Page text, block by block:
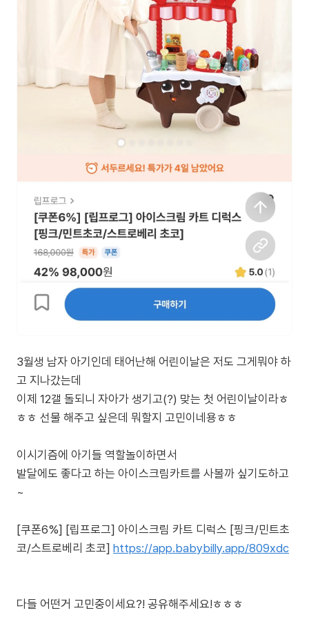
3월생 남자 아기인데 태어난해 어린이날은 저도 그게뭐야 하
고 지나갔는데
이제 12갤 돌되니 자아가 생기고(?) 맞는 첫 어린이날이라ㅎ
ㅎㅎ 선물 해주고 싶은데 뭐할지 고민이네용ㅎㅎ
이시기즘에 아기들 역할놀이하면서
발달에도 좋다고 하는 아이스크림카트를 사볼까 싶기도하고
~
[쿠폰6%] [립프로그] 아이스크림 카트 디럭스 [핑크/민트초
코/스트로베리 초코] https://app.babybilly.app/809xdc
다들 어떤거 고민중이세요?! 공유해주세요!ㅎㅎㅎ